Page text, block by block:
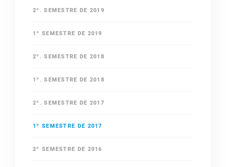
2º. SEMESTRE DE 2019
1º SEMESTRE DE 2019
2º. SEMESTRE DE 2018
1º. SEMESTRE DE 2018
2º. SEMESTRE DE 2017
1º SEMESTRE DE 2017
2º SEMESTRE DE 2016